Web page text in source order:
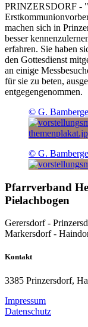
PRINZERSDORF -
machen sich in
besser
erfahren. Sie haben
den Gottesdienst
an einige
für sie zu beten,
entgegengenommen.
© G.
© G.
Pfarrverband
Pielachbogen
Gerersdorf -
Markersdorf -
Kontakt
3385 Prinzersdorf,
Impressum
Datenschutz